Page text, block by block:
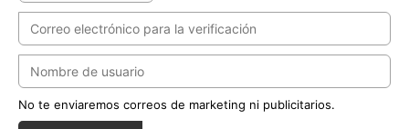
No te enviaremos correos de marketing ni publicitarios.